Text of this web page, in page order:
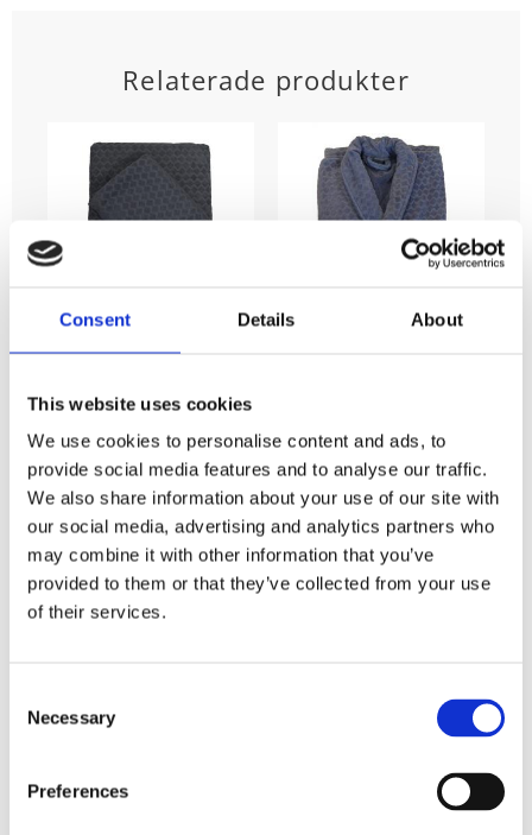
Consent Details About
This website uses cookies
We use cookies to personalise content and ads, to
provide social media features and to analyse our traffic.
We also share information about your use of our site with
our social media, advertising and analytics partners who
may combine it with other information that you’ve
provided to them or that they’ve collected from your use
of their services.
Selection
Necessary
Preferences
Relaterade produkter
DIAMOND,
handduk,
enfärgad frotté i
lyxig velour med
rutmönster i
mörkgrått
Lyxig enfärgad
velour frotté med
som Handduk
50x70cm och
badlakan
95KR
mörkgrå
Stl. L/XL. Diamond,
badrock i lyxig
velour med
rutmönster i en
härlig mörkgrå
färg. 100% bomull,
tvätt 60º
599KR
KÖP
Diamond finns som frottéhandduk i två storlekar,